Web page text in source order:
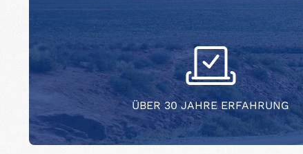
ÜBER 30 JAHRE ERFAHRUNG